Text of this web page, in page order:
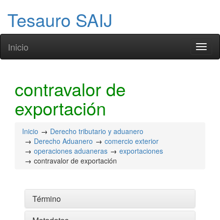
Tesauro SAIJ
Inicio
contravalor de
exportación
Inicio
Derecho tributario y aduanero
Derecho Aduanero
comercio exterior
operaciones aduaneras
exportaciones
contravalor de exportación
Término